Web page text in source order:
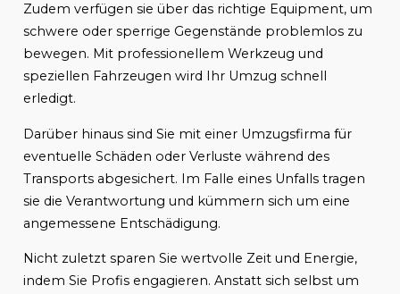
Zudem verfügen sie über das richtige Equipment, um
schwere oder sperrige Gegenstände problemlos zu
bewegen. Mit professionellem Werkzeug und
speziellen Fahrzeugen wird Ihr Umzug schnell
erledigt.
Darüber hinaus sind Sie mit einer Umzugsfirma für
eventuelle Schäden oder Verluste während des
Transports abgesichert. Im Falle eines Unfalls tragen
sie die Verantwortung und kümmern sich um eine
angemessene Entschädigung.
Nicht zuletzt sparen Sie wertvolle Zeit und Energie,
indem Sie Profis engagieren. Anstatt sich selbst um